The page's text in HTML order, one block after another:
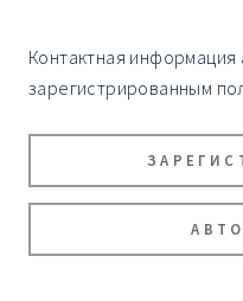
Контактная информация
зарегистрированным